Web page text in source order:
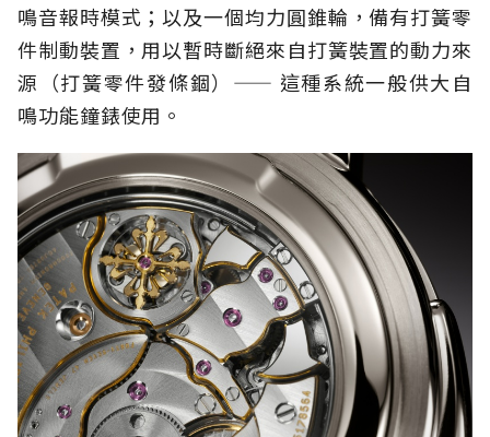
鳴音報時模式；以及一個均力圓錐輪，備有打簧零
件制動裝置，用以暫時斷絕來自打簧裝置的動力來
源（打簧零件發條錮）—— 這種系統一般供大自
鳴功能鐘錶使用。